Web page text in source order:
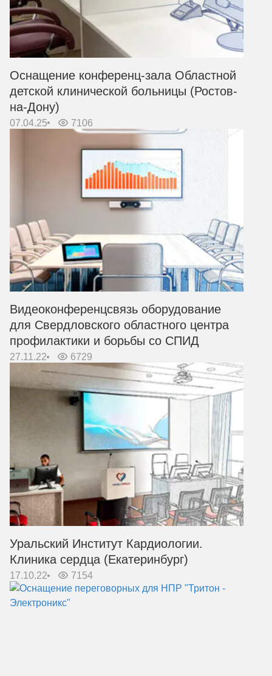
Оснащение конференц-зала Областной
детской клинической больницы (Ростов-
на-Дону)
07.04.25 7106
Видеоконференцсвязь оборудование
для Свердловского областного центра
профилактики и борьбы со СПИД
27.11.22 6729
Уральский Институт Кардиологии.
Клиника сердца (Екатеринбург)
17.10.22 7154